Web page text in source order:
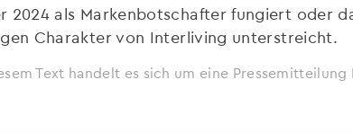
2024 als Markenbotschafter fungiert oder
Charakter von Interliving unterstreicht.
Text handelt es sich um eine